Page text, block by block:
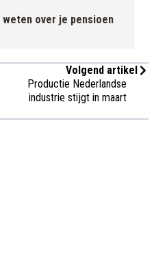
over je pensioen
Volgend artikel
Productie Nederlandse
industrie stijgt in maart